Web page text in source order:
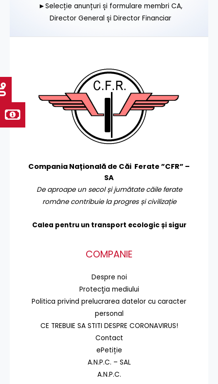
►Selecție anunțuri și formulare membri CA,
Director General și Director Financiar
Compania Națională de Căi Ferate ”CFR” –
SA
De aproape un secol și jumătate căile ferate
române contribuie la progres și civilizație
Calea pentru un transport ecologic și sigur
COMPANIE
Despre noi
Protecţia mediului
Politica privind prelucrarea datelor cu caracter
personal
CE TREBUIE SA STITI DESPRE CORONAVIRUS!
Contact
ePetiție
A.N.P.C. – SAL
A.N.P.C.